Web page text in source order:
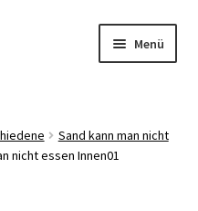
Menü
Sand kann man nicht
nicht essen Innen01